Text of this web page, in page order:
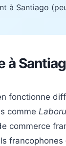
à Santiago
à
fonctionne
comme
commerce